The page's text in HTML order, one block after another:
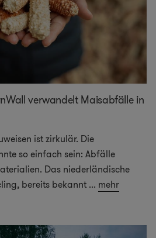
verwandelt Maisabfälle in
ist zirkulär. Die
so einfach sein: Abfälle
Das niederländische
bereits bekannt ... mehr